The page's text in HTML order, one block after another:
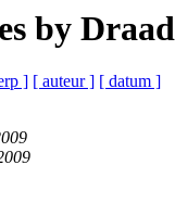
by Draad
] [ auteur ] [ datum ]